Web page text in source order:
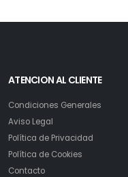
ATENCION AL CLIENTE
Condiciones Generales
Aviso Legal
Política de Privacidad
Política de Cookies
Contacto